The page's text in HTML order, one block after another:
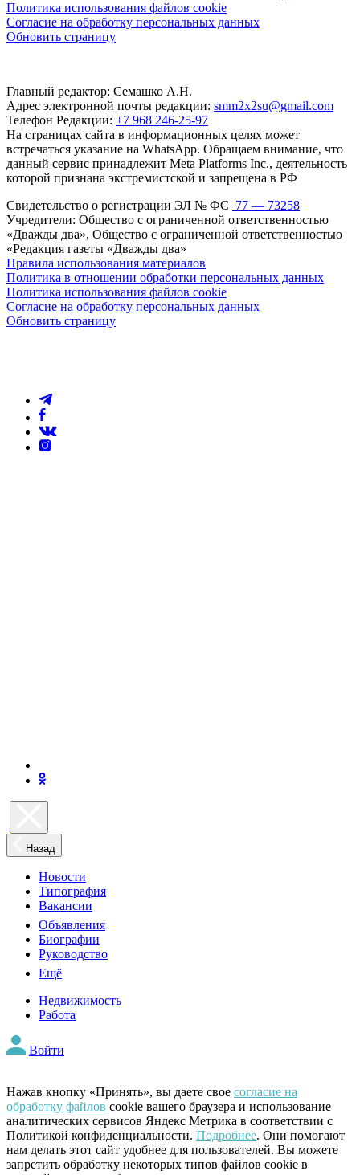
Политика использования файлов cookie
Согласие на обработку персональных данных
Обновить страницу
Главный редактор: Семашко А.Н.
Адрес электронной почты редакции: smm2x2su@gmail.com
Телефон Редакции: +7 968 246-25-97
На страницах сайта в информационных целях может
встречаться указание на WhatsApp. Обращаем внимание, что
данный сервис принадлежит Meta Platforms Inc., деятельность
которой признана экстремистской и запрещена в РФ
Свидетельство о регистрации ЭЛ № ФС 77 — 73258
Учредители: Общество с ограниченной ответственностью
«Дважды два», Общество с ограниченной ответственностью
«Редакция газеты «Дважды два»
Правила использования материалов
Политика в отношении обработки персональных данных
Политика использования файлов cookie
Согласие на обработку персональных данных
Обновить страницу
Назад
Новости
Типография
Вакансии
Объявления
Биографии
Руководство
Ещё
Недвижимость
Работа
Войти
Нажав кнопку «Принять», вы даете свое согласие на
обработку файлов cookie вашего браузера и использование
аналитических сервисов Яндекс Метрика в соответствии с
Политикой конфиденциальности. Подробнее. Они помогают
нам делать этот сайт удобнее для пользователей. Вы можете
запретить обработку некоторых типов файлов cookie в